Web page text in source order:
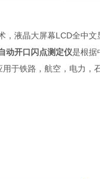
，液晶大屏幕LCD全中
动开口闪点测定仪是根据
于铁路，航空，电力，